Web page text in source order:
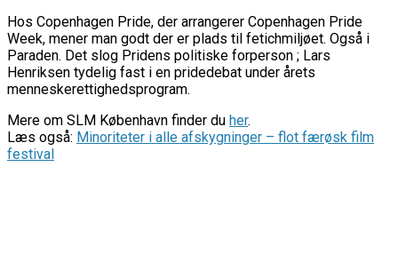
Hos Copenhagen Pride, der arrangerer Copenhagen Pride
Week, mener man godt der er plads til fetichmiljøet. Også i
Paraden. Det slog Pridens politiske forperson ; Lars
Henriksen tydelig fast i en pridedebat under årets
menneskerettighedsprogram.
Mere om SLM København finder du her.
Læs også: Minoriteter i alle afskygninger – flot færøsk film
festival